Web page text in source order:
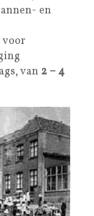
en
voor
van 2 – 4